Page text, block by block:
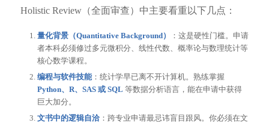
Holistic Review（全面审查）中主要看重以下几点：
量化背景（Quantitative Background）
：这是硬性门槛。申请
者本科必须修过多元微积分、线性代数、概率论与数理统计等
核心数学课程。
编程与软件技能：统计学早已离不开计算机。熟练掌握
Python、R、SAS 或 SQL 等数据分析语言，能在申请中获得
巨大加分。
文书中的逻辑自洽：跨专业申请最忌讳盲目跟风。你必须在文